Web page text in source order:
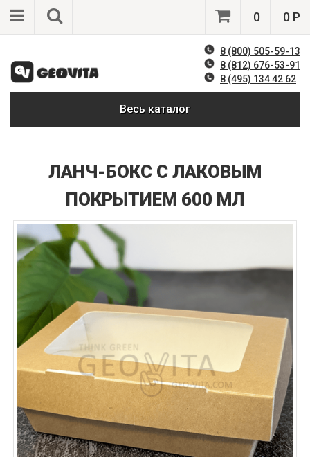
0 0 Р
8 (800) 505-59-13
8 (812) 676-53-91
8 (495) 134 42 62
Весь каталог
ЛАНЧ-БОКС С ЛАКОВЫМ
ПОКРЫТИЕМ 600 МЛ